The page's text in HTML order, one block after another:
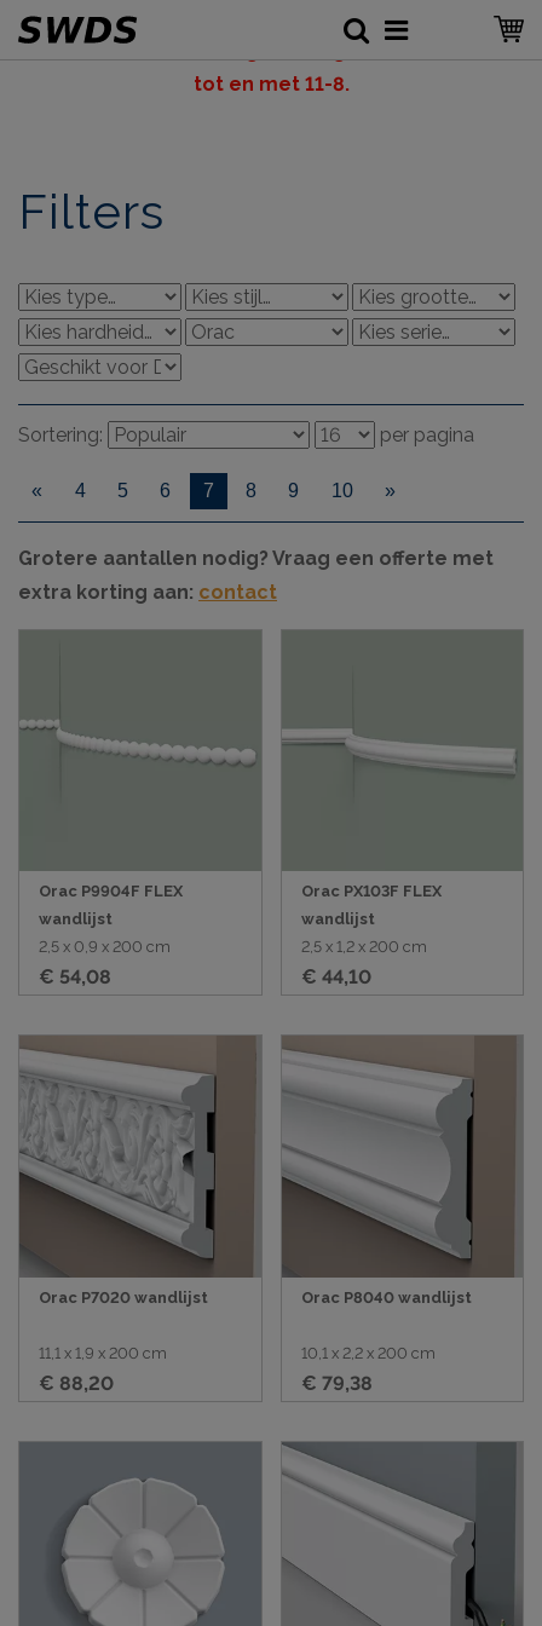
LET OP: v akantiesluiting SWDS, gesloten vanaf 6-8
tot en met 11-8.
Filters
Sortering: per pagina
« 4 5 6 7 8 9 10 »
Grotere aantallen nodig? Vraag een offerte met
extra korting aan: contact
Orac P9904F FLEX
wandlijst
2,5 x 0,9 x 200 cm
€ 54,08
Orac PX103F FLEX
wandlijst
2,5 x 1,2 x 200 cm
€ 44,10
Orac P7020 wandlijst
11,1 x 1,9 x 200 cm
€ 88,20
Orac P8040 wandlijst
10,1 x 2,2 x 200 cm
€ 79,38